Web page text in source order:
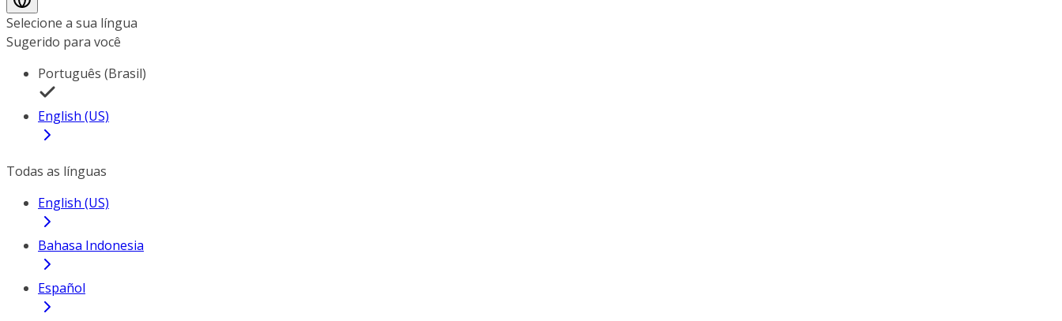
Selecione a sua língua
Sugerido para você
Português (Brasil)
English (US)
Todas as línguas
English (US)
Bahasa Indonesia
Español